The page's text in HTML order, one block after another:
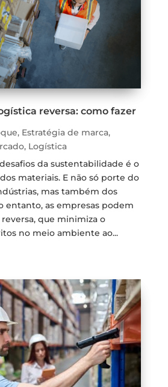
reversa: como fazer
, Estratégia de marca,
, Logística
da sustentabilidade é o
materiais. E não só porte do
mas também dos
entanto, as empresas podem
que minimiza o
no meio ambiente ao...